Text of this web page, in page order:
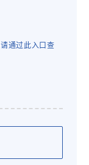
通过此入口查